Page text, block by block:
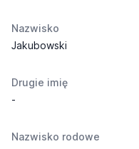
Nazwisko
Jakubowski
Drugie imię
-
Nazwisko rodowe